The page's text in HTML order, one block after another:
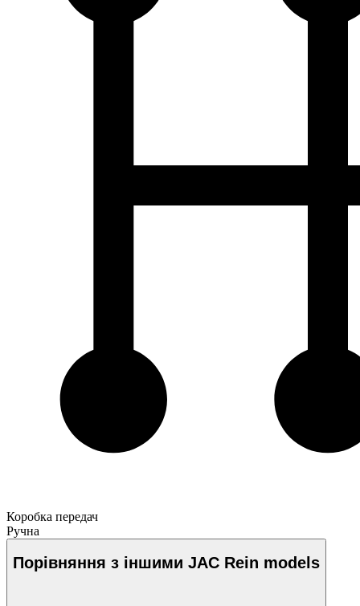
Коробка передач
Ручна
Порівняння з іншими JAC Rein models